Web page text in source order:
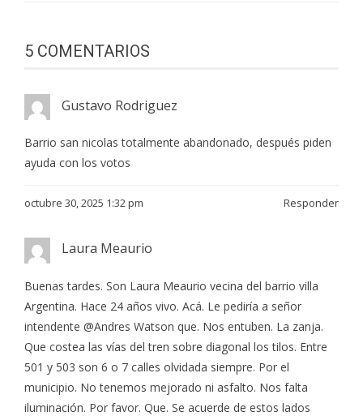
5 COMENTARIOS
Gustavo Rodriguez
Barrio san nicolas totalmente abandonado, después piden
ayuda con los votos
octubre 30, 2025 1:32 pm Responder
Laura Meaurio
Buenas tardes. Son Laura Meaurio vecina del barrio villa
Argentina. Hace 24 años vivo. Acá. Le pediría a señor
intendente @Andres Watson que. Nos entuben. La zanja.
Que costea las vías del tren sobre diagonal los tilos. Entre
501 y 503 son 6 o 7 calles olvidada siempre. Por el
municipio. No tenemos mejorado ni asfalto. Nos falta
iluminación. Por favor. Que. Se acuerde de estos lados